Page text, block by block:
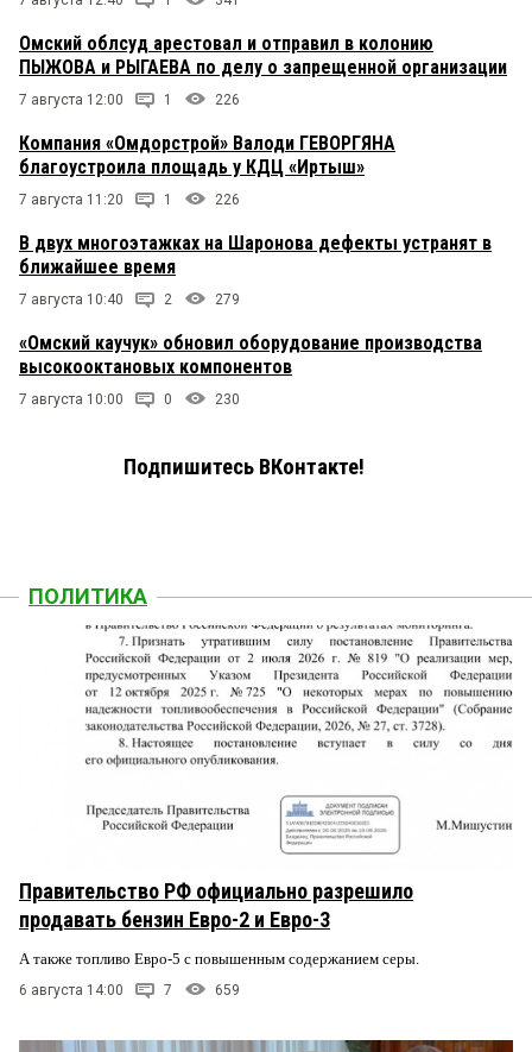
Омский облсуд арестовал и отправил в колонию
ПЫЖОВА и РЫГАЕВА по делу о запрещенной организации
7 августа 12:00 1 226
Компания «Омдорстрой» Валоди ГЕВОРГЯНА
благоустроила площадь у КДЦ «Иртыш»
7 августа 11:20 1 226
В двух многоэтажках на Шаронова дефекты устранят в
ближайшее время
7 августа 10:40 2 279
«Омский каучук» обновил оборудование производства
высокооктановых компонентов
7 августа 10:00 0 230
Подпишитесь ВКонтакте!
ПОЛИТИКА
Правительство РФ официально разрешило
продавать бензин Евро-2 и Евро-3
А также топливо Евро-5 с повышенным содержанием серы.
6 августа 14:00 7 659